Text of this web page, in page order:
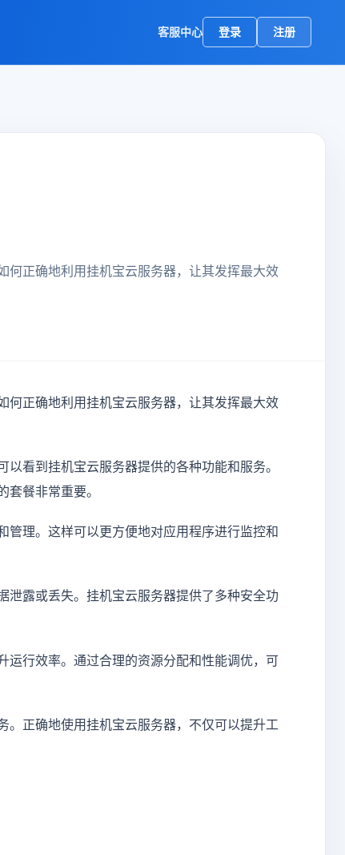
客服中心 登录 注册
何正确地利用挂机宝云服务器，让其发挥最大效
何正确地利用挂机宝云服务器，让其发挥最大效
看到挂机宝云服务器提供的各种功能和服务。
餐非常重要。
理。这样可以更方便地对应用程序进行监控和
泄露或丢失。挂机宝云服务器提供了多种安全功
运行效率。通过合理的资源分配和性能调优，可
。正确地使用挂机宝云服务器，不仅可以提升工